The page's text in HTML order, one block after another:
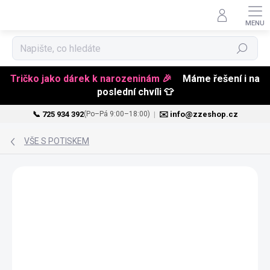
Tričko jako dárek k narozeninám 🎉
Máme řešení i na
poslední chvíli 👕
📞 725 934 392(Po–Pá 9:00–18:00) | ✉️ info@zzeshop.cz
Hledat
VŠE S POTISKEM